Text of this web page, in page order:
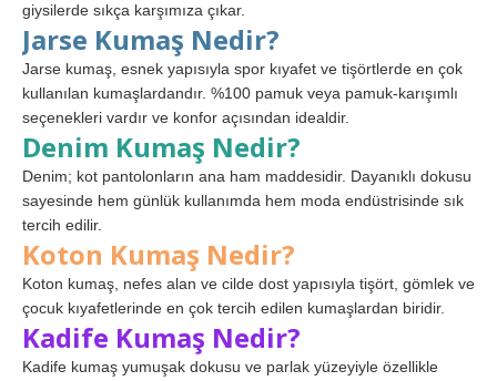
giysilerde sıkça karşımıza çıkar.
Jarse Kumaş Nedir?
Jarse kumaş, esnek yapısıyla spor kıyafet ve tişörtlerde en çok
kullanılan kumaşlardandır. %100 pamuk veya pamuk-karışımlı
seçenekleri vardır ve konfor açısından idealdir.
Denim Kumaş Nedir?
Denim; kot pantolonların ana ham maddesidir. Dayanıklı dokusu
sayesinde hem günlük kullanımda hem moda endüstrisinde sık
tercih edilir.
Koton Kumaş Nedir?
Koton kumaş, nefes alan ve cilde dost yapısıyla tişört, gömlek ve
çocuk kıyafetlerinde en çok tercih edilen kumaşlardan biridir.
Kadife Kumaş Nedir?
Kadife kumaş yumuşak dokusu ve parlak yüzeyiyle özellikle